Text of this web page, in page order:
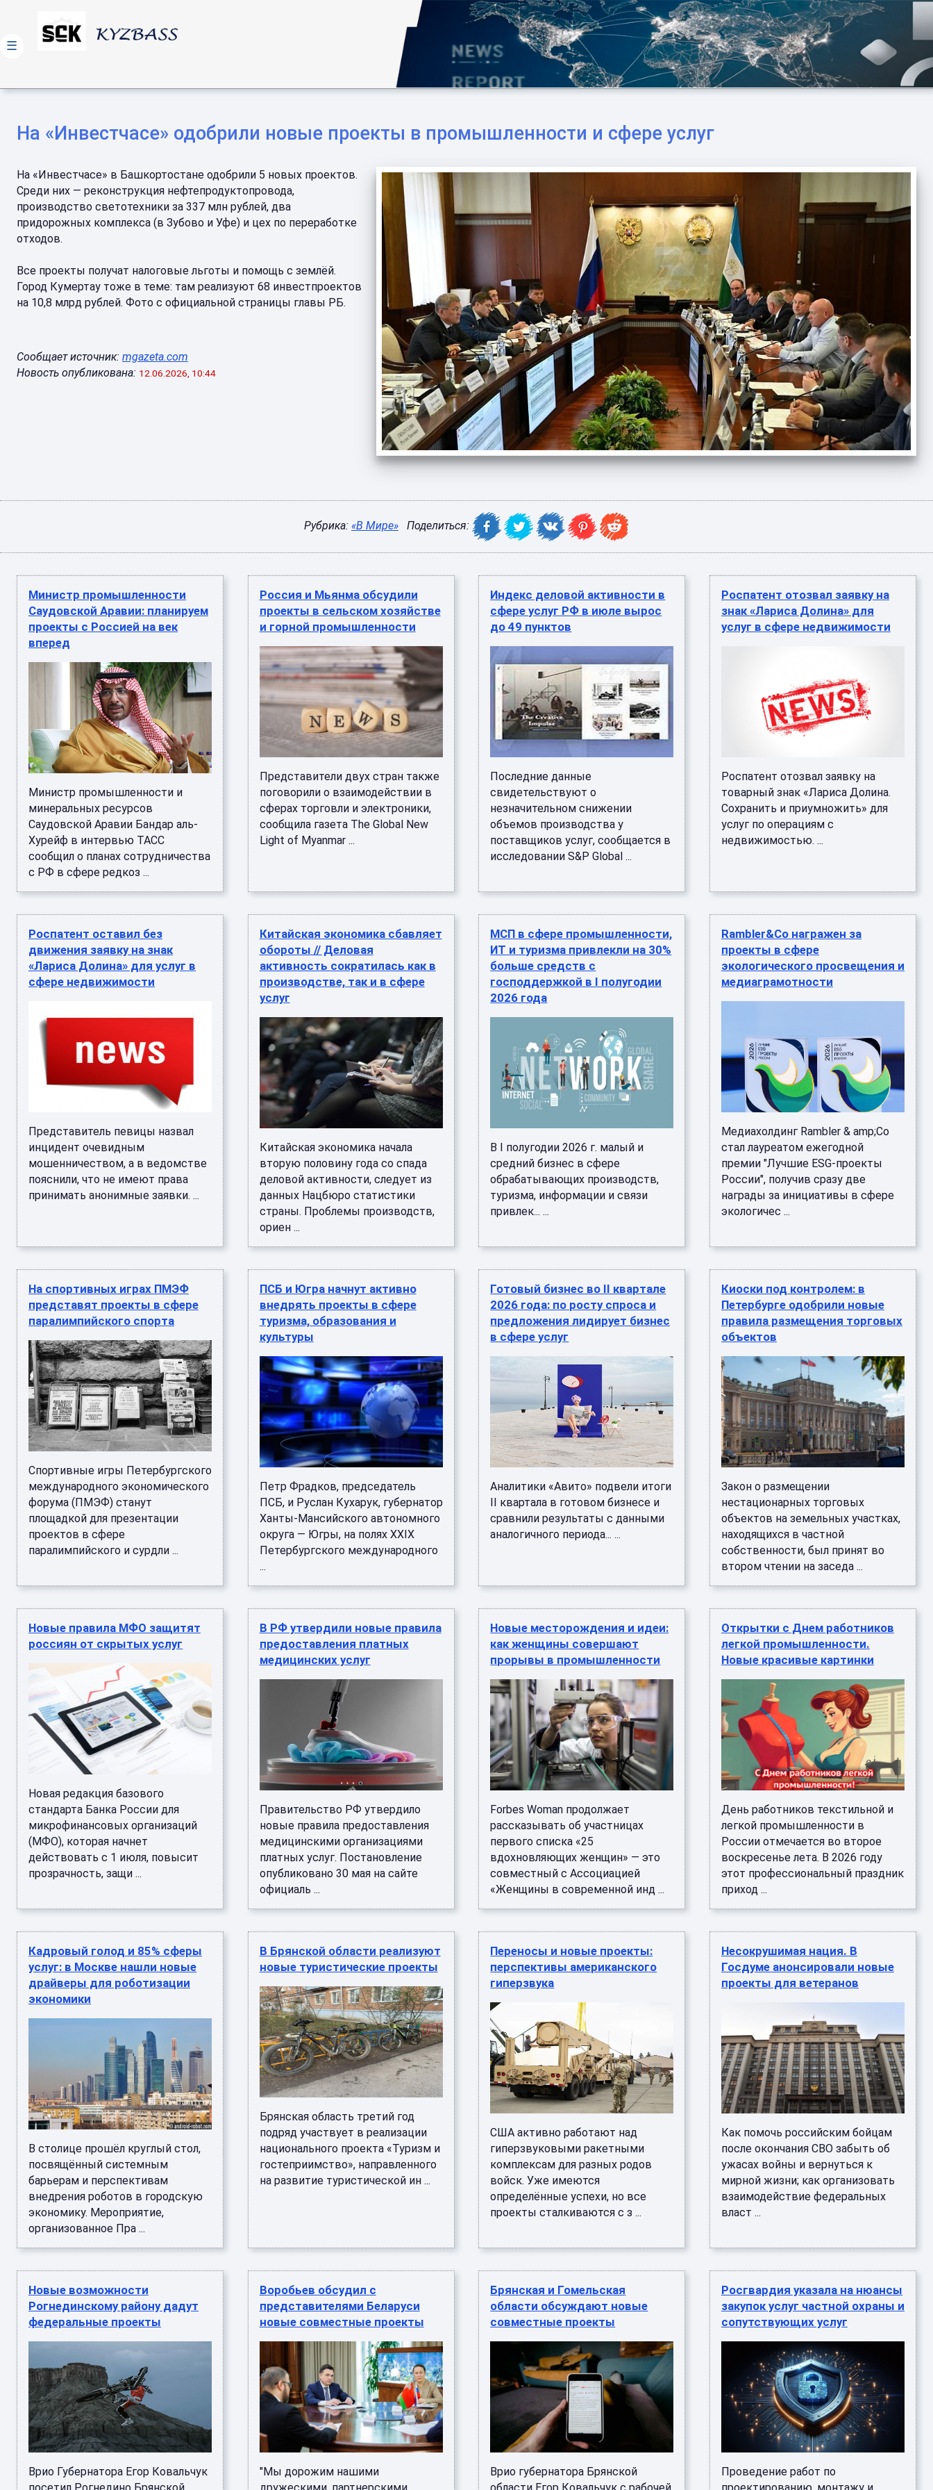
На «Инвестчасе» одобрили новые проекты в промышленности и сфере услуг
На «Инвестчасе» в Башкортостане одобрили 5 новых проектов.
Среди них — реконструкция нефтепродуктопровода,
производство светотехники за 337 млн рублей, два
придорожных комплекса (в Зубово и Уфе) и цех по переработке
отходов.
Все проекты получат налоговые льготы и помощь с землёй.
Город Кумертау тоже в теме: там реализуют 68 инвестпроектов
на 10,8 млрд рублей. Фото с официальной страницы главы РБ.
Сообщает источник: mgazeta.com
Новость опубликована: 12.06.2026, 10:44
Рубрика: «В Мире» Поделиться:
Министр промышленности
Саудовской Аравии: планируем
проекты с Россией на век
вперед
Министр промышленности и
минеральных ресурсов
Саудовской Аравии Бандар аль-
Хурейф в интервью ТАСС
сообщил о планах сотрудничества
с РФ в сфере редкоз ...
Россия и Мьянма обсудили
проекты в сельском хозяйстве
и горной промышленности
Представители двух стран также
поговорили о взаимодействии в
сферах торговли и электроники,
сообщила газета The Global New
Light of Myanmar ...
Индекс деловой активности в
сфере услуг РФ в июле вырос
до 49 пунктов
Последние данные
свидетельствуют о
незначительном снижении
объемов производства у
поставщиков услуг, сообщается в
исследовании S&P Global ...
Роспатент отозвал заявку на
знак «Лариса Долина» для
услуг в сфере недвижимости
Роспатент отозвал заявку на
товарный знак «Лариса Долина.
Сохранить и приумножить» для
услуг по операциям с
недвижимостью. ...
Роспатент оставил без
движения заявку на знак
«Лариса Долина» для услуг в
сфере недвижимости
Представитель певицы назвал
инцидент очевидным
мошенничеством, а в ведомстве
пояснили, что не имеют права
принимать анонимные заявки. ...
Китайская экономика сбавляет
обороты // Деловая
активность сократилась как в
производстве, так и в сфере
услуг
Китайская экономика начала
вторую половину года со спада
деловой активности, следует из
данных Нацбюро статистики
страны. Проблемы производств,
ориен ...
МСП в сфере промышленности,
ИТ и туризма привлекли на 30%
больше средств с
господдержкой в I полугодии
2026 года
В I полугодии 2026 г. малый и
средний бизнес в сфере
обрабатывающих производств,
туризма, информации и связи
привлек... ...
Rambler&Co награжен за
проекты в сфере
экологического просвещения и
медиаграмотности
Медиахолдинг Rambler & amp;Co
стал лауреатом ежегодной
премии "Лучшие ESG-проекты
России", получив сразу две
награды за инициативы в сфере
экологичес ...
На спортивных играх ПМЭФ
представят проекты в сфере
паралимпийского спорта
Спортивные игры Петербургского
международного экономического
форума (ПМЭФ) станут
площадкой для презентации
проектов в сфере
паралимпийского и сурдли ...
ПСБ и Югра начнут активно
внедрять проекты в сфере
туризма, образования и
культуры
Петр Фрадков, председатель
ПСБ, и Руслан Кухарук, губернатор
Ханты-Мансийского автономного
округа — Югры, на полях XXIX
Петербургского международного
...
Готовый бизнес во II квартале
2026 года: по росту спроса и
предложения лидирует бизнес
в сфере услуг
Аналитики «Авито» подвели итоги
II квартала в готовом бизнесе и
сравнили результаты с данными
аналогичного периода... ...
Киоски под контролем: в
Петербурге одобрили новые
правила размещения торговых
объектов
Закон о размещении
нестационарных торговых
объектов на земельных участках,
находящихся в частной
собственности, был принят во
втором чтении на заседа ...
Новые правила МФО защитят
россиян от скрытых услуг
Новая редакция базового
стандарта Банка России для
микрофинансовых организаций
(МФО), которая начнет
действовать с 1 июля, повысит
прозрачность, защи ...
В РФ утвердили новые правила
предоставления платных
медицинских услуг
Правительство РФ утвердило
новые правила предоставления
медицинскими организациями
платных услуг. Постановление
опубликовано 30 мая на сайте
официаль ...
Новые месторождения и идеи:
как женщины совершают
прорывы в промышленности
Forbes Woman продолжает
рассказывать об участницах
первого списка «25
вдохновляющих женщин» — это
совместный с Ассоциацией
«Женщины в современной инд ...
Открытки с Днем работников
легкой промышленности.
Новые красивые картинки
День работников текстильной и
легкой промышленности в
России отмечается во второе
воскресенье лета. В 2026 году
этот профессиональный праздник
приход ...
Кадровый голод и 85% сферы
услуг: в Москве нашли новые
драйверы для роботизации
экономики
В столице прошёл круглый стол,
посвящённый системным
барьерам и перспективам
внедрения роботов в городскую
экономику. Мероприятие,
организованное Пра ...
В Брянской области реализуют
новые туристические проекты
Брянская область третий год
подряд участвует в реализации
национального проекта «Туризм и
гостеприимство», направленного
на развитие туристической ин ...
Переносы и новые проекты:
перспективы американского
гиперзвука
США активно работают над
гиперзвуковыми ракетными
комплексам для разных родов
войск. Уже имеются
определённые успехи, но все
проекты сталкиваются с з ...
Несокрушимая нация. В
Госдуме анонсировали новые
проекты для ветеранов
Как помочь российским бойцам
после окончания СВО забыть об
ужасах войны и вернуться к
мирной жизни; как организовать
взаимодействие федеральных
власт ...
Новые возможности
Рогнединскому району дадут
федеральные проекты
Врио Губернатора Егор Ковальчук
Воробьев обсудил с
представителями Беларуси
новые совместные проекты
"Мы дорожим нашими
Брянская и Гомельская
области обсуждают новые
совместные проекты
Врио губернатора Брянской
Росгвардия указала на нюансы
закупок услуг частной охраны и
сопутствующих услуг
Проведение работ по
☰